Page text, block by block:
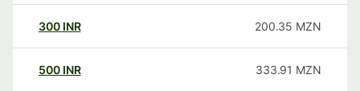
300 INR 200.35 MZN
500 INR 333.91 MZN